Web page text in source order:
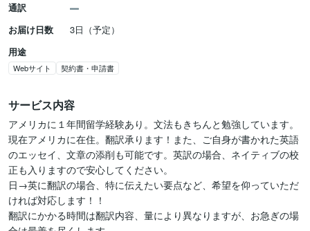
通訳
お届け日数
3日（予定）
用途
Webサイト 契約書・申請書
サービス内容
アメリカに１年間留学経験あり。文法もきちんと勉強しています。
現在アメリカに在住。翻訳承ります！また、ご自身が書かれた英語
のエッセイ、文章の添削も可能です。英訳の場合、ネイティブの校
正も入りますので安心してください。
日→英に翻訳の場合、特に伝えたい要点など、希望を仰っていただ
ければ対応します！！
翻訳にかかる時間は翻訳内容、量により異なりますが、お急ぎの場